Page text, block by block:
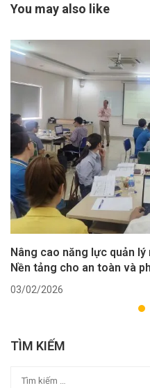
You may also like
Nâng cao năng lực quản
Nền tảng cho an toàn và
03/02/2026
TÌM KIẾM